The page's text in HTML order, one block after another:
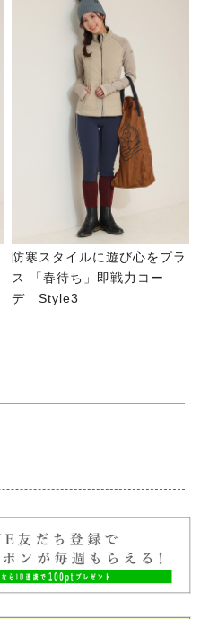
防寒スタイルに遊び心をプラ
ス 「春待ち」即戦力コー
デ Style3